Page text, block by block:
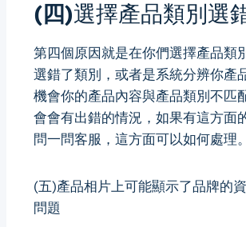
(四)選擇產品類別選
第四個原因就是在你們選擇產品類
選錯了類別，或者是系統分辨你產
機會你的產品內容與產品類別不匹
會會有出錯的情況，如果有這方面
問一問客服，這方面可以如何處理。
(五)產品相片上可能顯示了品牌的
問題